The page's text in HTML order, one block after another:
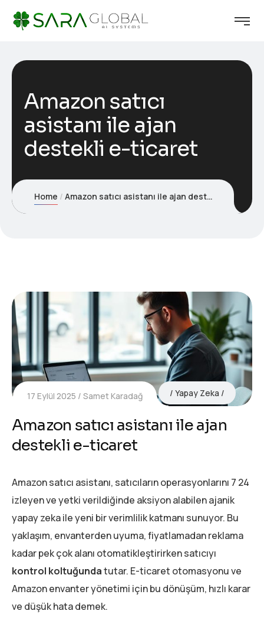
Amazon satıcı
asistanı ile ajan
destekli e-ticaret
Home Amazon satıcı asistanı ile ajan destekli e-ticaret
17 Eylül 2025 Samet Karadağ Yapay Zeka
Amazon satıcı asistanı ile ajan
destekli e-ticaret
Amazon satıcı asistanı, satıcıların operasyonlarını 7 24
izleyen ve yetki verildiğinde aksiyon alabilen ajanik
yapay zeka ile yeni bir verimlilik katmanı sunuyor. Bu
yaklaşım, envanterden uyuma, fiyatlamadan reklama
kadar pek çok alanı otomatikleştirirken satıcıyı
kontrol koltuğundatutar. E-ticaret otomasyonu ve
Amazon envanter yönetimi için bu dönüşüm, hızlı karar
ve düşük hata demek.